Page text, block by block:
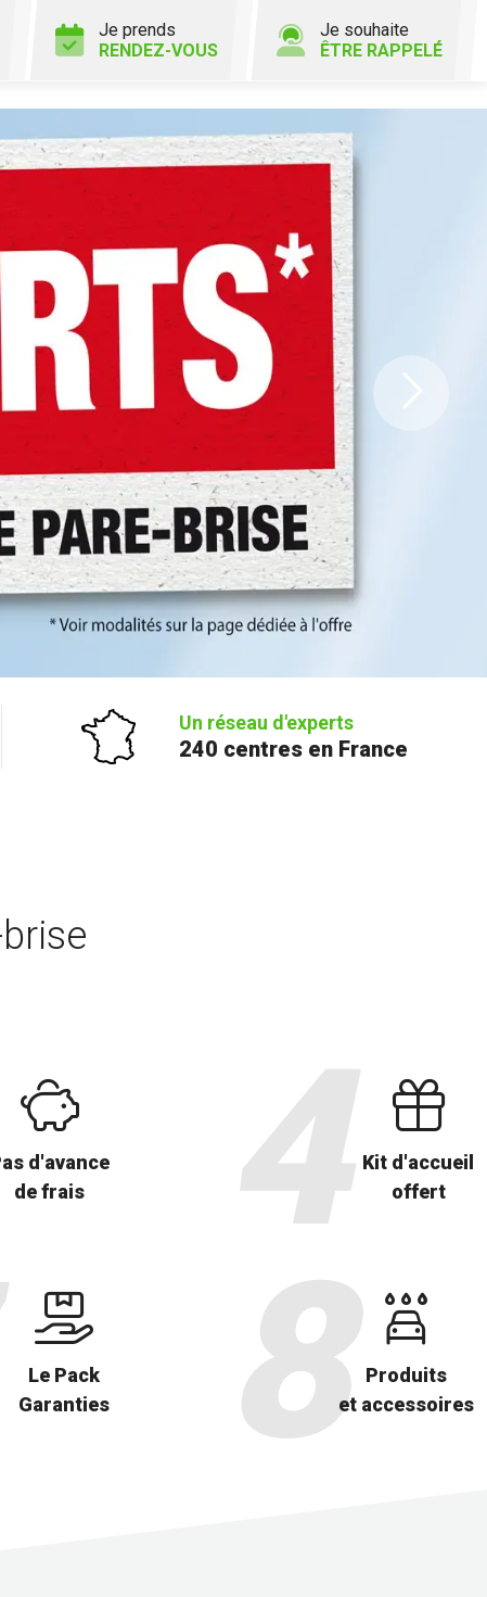
Je prends
RENDEZ-VOUS
Je souhaite
ÊTRE RAPPELÉ
Un réseau d'experts
240 centres en France
d'avance
de frais
Kit d'accueil
offert
Le Pack
Garanties
Produits
et accessoires